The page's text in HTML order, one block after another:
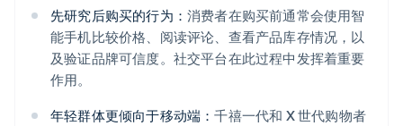
先研究后购买的行为： 消费者在购买前通常会使用智
能手机比较价格、阅读评论、查看产品库存情况，以
及验证品牌可信度。社交平台在此过程中发挥着重要
作用。
年轻群体更倾向于移动端：千禧一代和 X 世代购物者